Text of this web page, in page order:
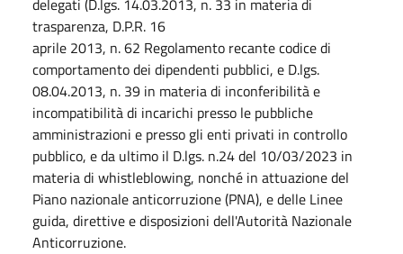
delegati (D.lgs. 14.03.2013, n. 33 in materia di
trasparenza, D.P.R. 16
aprile 2013, n. 62 Regolamento recante codice di
comportamento dei dipendenti pubblici, e D.lgs.
08.04.2013, n. 39 in materia di inconferibilità e
incompatibilità di incarichi presso le pubbliche
amministrazioni e presso gli enti privati in controllo
pubblico, e da ultimo il D.lgs. n.24 del 10/03/2023 in
materia di whistleblowing, nonché in attuazione del
Piano nazionale anticorruzione (PNA), e delle Linee
guida, direttive e disposizioni dell'Autorità Nazionale
Anticorruzione.